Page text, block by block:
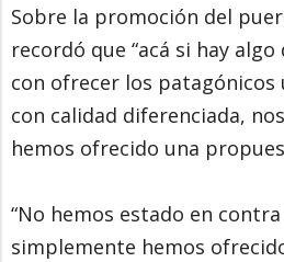
Sobre la promoción del
recordó que “acá si hay
con ofrecer los patagónicos
con calidad diferenciada,
hemos ofrecido una
“No hemos estado en
simplemente hemos